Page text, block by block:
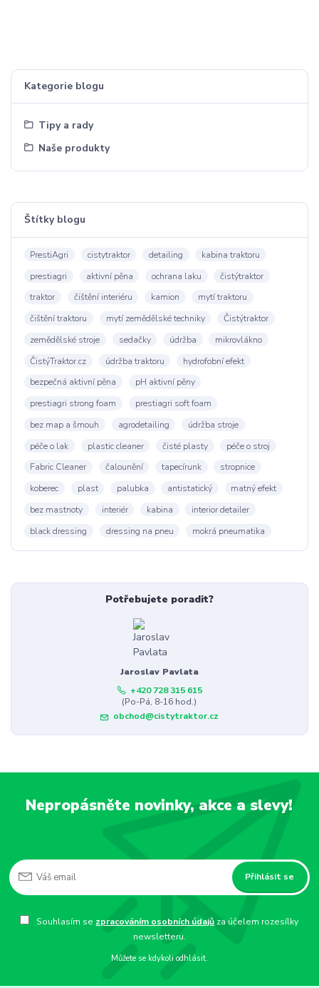
Kategorie blogu
Tipy a rady
Naše produkty
Štítky blogu
PrestiAgri cistytraktor detailing
kabina traktoru
prestiagri
aktivní pěna ochrana laku
čistýtraktor
traktor
čištění interiéru kamion
mytí traktoru
čištění traktoru
mytí zemědělské techniky
Čistýtraktor
zemědělské stroje
sedačky údržba
mikrovlákno
ČistýTraktor.cz
údržba traktoru
hydrofobní efekt
bezpečná aktivní pěna
pH aktivní pěny
prestiagri strong foam
prestiagri soft foam
bez map a šmouh
agrodetailing
údržba stroje
péče o lak
plastic cleaner čisté plasty
péče o stroj
Fabric Cleaner
čalounění tapecírunk
stropnice
koberec
plast palubka antistatický
matný efekt
bez mastnoty
interiér kabina
interior detailer
black dressing
dressing na pneu mokrá pneumatika
Potřebujete poradit?
Jaroslav Pavlata
+420 728 315 615
(Po-Pá, 8-16 hod.)
obchod@cistytraktor.cz
Nepropásněte novinky, akce a slevy!
Přihlásit se
Souhlasím se zpracováním osobních údajů za účelem rozesílky
newsletteru.
Můžete se kdykoli odhlásit.